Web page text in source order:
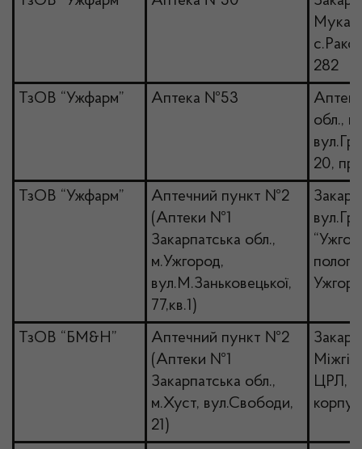
282
ТзОВ “Ужфарм”
Аптека №53
обл.,
20,
ТзОВ “Ужфарм”
Аптечний пункт №2
(Аптеки №1
Закарпатська обл.,
м.Ужгород,
вул.М.Заньковецької,
77,кв.1)
ТзОВ “БМ&Н”
Аптечний пункт №2
(Аптеки №1
Закарпатська обл.,
м.Хуст, вул.Свободи,
21)
ЦРЛ,